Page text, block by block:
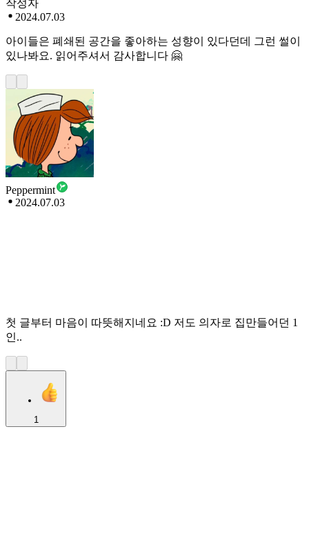
작성자
2024.07.03
아이들은 폐쇄된 공간을 좋아하는 성향이 있다던데 그런 썰이
있나봐요. 읽어주셔서 감사합니다 🤗
Peppermint
2024.07.03
첫 글부터 마음이 따뜻해지네요 :D 저도 의자로 집만들어던 1
인..
1